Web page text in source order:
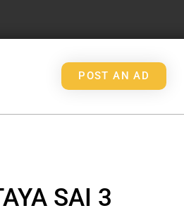
POST AN AD
SAI 3